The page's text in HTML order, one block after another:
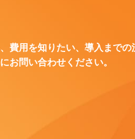
費用を知りたい、導入までの
お問い合わせください。